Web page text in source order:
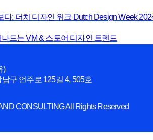
다: 더치 디자인 위크 Dutch Design Week
드는 VM & 스토어 디자인 트렌드
)
구 언주로 125길 4, 505호
CONSULTING All Rights Reserved